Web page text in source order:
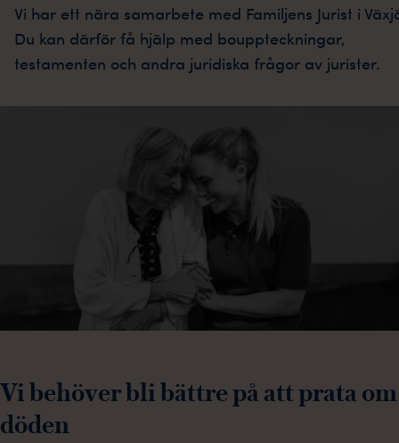
Vi har ett nära samarbete med Familjens Jurist i
Du kan därför få hjälp med bouppteckningar,
testamenten och andra juridiska frågor av jurister.
Vi behöver bli bättre på att prata om
döden